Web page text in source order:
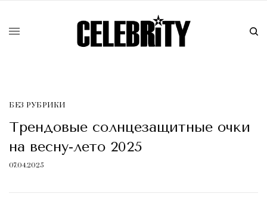
БЕЗ РУБРИКИ
Трендовые солнцезащитные очки
на весну-лето 2025
07.04.2025